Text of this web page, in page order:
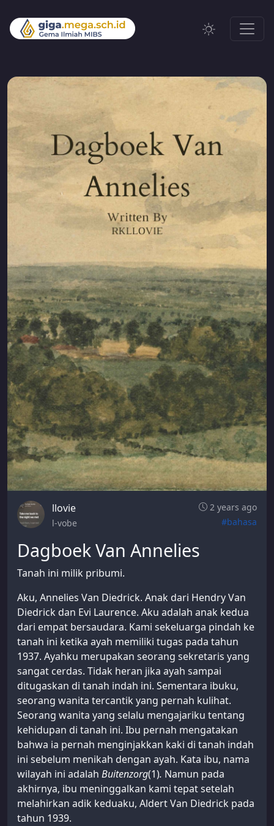
llovie
2 years ago
l-vobe
#bahasa
Dagboek Van Annelies
Tanah ini milik pribumi.
Aku, Annelies Van Diedrick. Anak dari Hendry Van
Diedrick dan Evi Laurence. Aku adalah anak kedua
dari empat bersaudara. Kami sekeluarga pindah ke
tanah ini ketika ayah memiliki tugas pada tahun
1937. Ayahku merupakan seorang sekretaris yang
sangat cerdas. Tidak heran jika ayah sampai
ditugaskan di tanah indah ini. Sementara ibuku,
seorang wanita tercantik yang pernah kulihat.
Seorang wanita yang selalu mengajariku tentang
kehidupan di tanah ini. Ibu pernah mengatakan
bahwa ia pernah menginjakkan kaki di tanah indah
ini sebelum menikah dengan ayah. Kata ibu, nama
wilayah ini adalah Buitenzorg(1). Namun pada
akhirnya, ibu meninggalkan kami tepat setelah
melahirkan adik keduaku, Aldert Van Diedrick pada
tahun 1939.